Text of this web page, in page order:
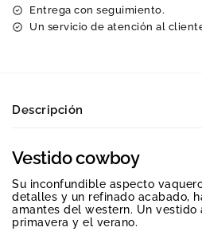
Entrega con seguimiento.
Un servicio de atención al
Descripción
Vestido cowboy
Su inconfundible aspecto
detalles y un refinado acabado,
amantes del western. Un
primavera y el verano.